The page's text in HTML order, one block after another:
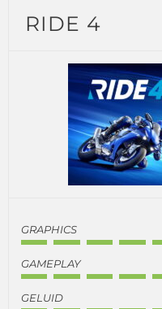
RIDE 4
GRAPHICS
GAMEPLAY
GELUID